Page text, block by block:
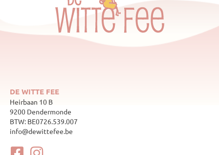
DE WITTE FEE
Heirbaan 10 B
9200 Dendermonde
BTW: BE0726.539.007
info@dewittefee.be